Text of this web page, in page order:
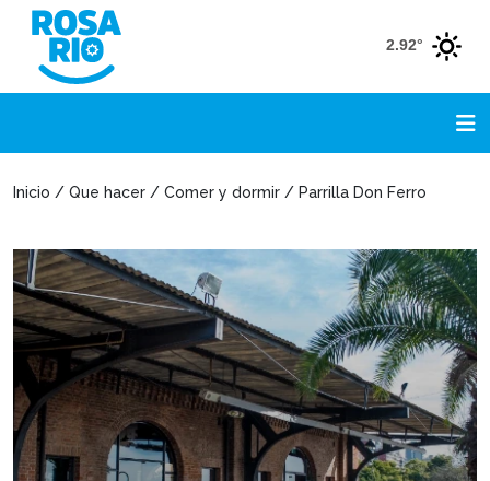
2.92°
Inicio / Que hacer / Comer y dormir / Parrilla Don Ferro